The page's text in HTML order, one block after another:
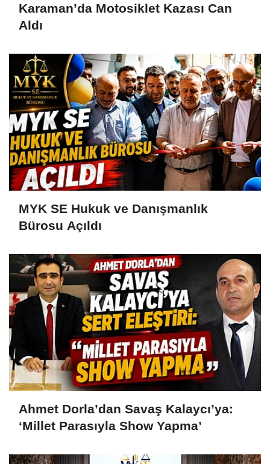
Karaman’da Motosiklet Kazası Can
Aldı
MYK SE Hukuk ve Danışmanlık
Bürosu Açıldı
Ahmet Dorla’dan Savaş Kalaycı’ya:
‘Millet Parasıyla Show Yapma’